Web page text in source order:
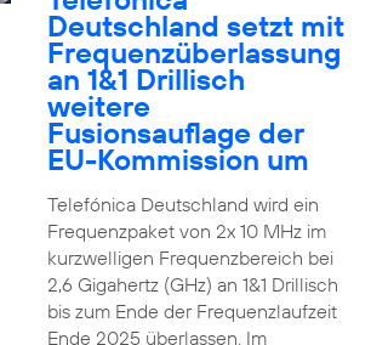
Deutschland setzt mit
Frequenzüberlassung
an 1&1 Drillisch
weitere
Fusionsauflage der
EU-Kommission um
Telefónica Deutschland wird ein
Frequenzpaket von 2x 10 MHz im
kurzwelligen Frequenzbereich bei
2,6 Gigahertz (GHz) an 1&1 Drillisch
bis zum Ende der Frequenzlaufzeit
Ende 2025 überlassen. Im